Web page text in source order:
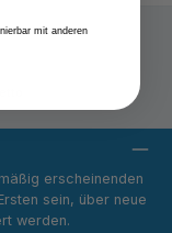
erscheinenden
sein, über neue
werden.
mit anderen